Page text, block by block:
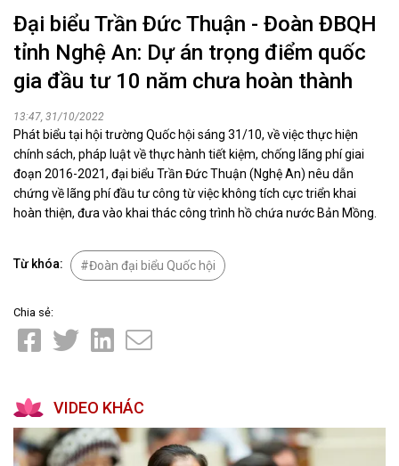
Đại biểu Trần Đức Thuận - Đoàn ĐBQH
tỉnh Nghệ An: Dự án trọng điểm quốc
gia đầu tư 10 năm chưa hoàn thành
13:47, 31/10/2022
Phát biểu tại hội trường Quốc hội sáng 31/10, về việc thực hiện
chính sách, pháp luật về thực hành tiết kiệm, chống lãng phí giai
đoạn 2016-2021, đại biểu Trần Đức Thuận (Nghệ An) nêu dẫn
chứng về lãng phí đầu tư công từ việc không tích cực triển khai
hoàn thiện, đưa vào khai thác công trình hồ chứa nước Bản Mồng.
Từ khóa: Đoàn đại biểu Quốc hội
Chia sẻ:
VIDEO KHÁC